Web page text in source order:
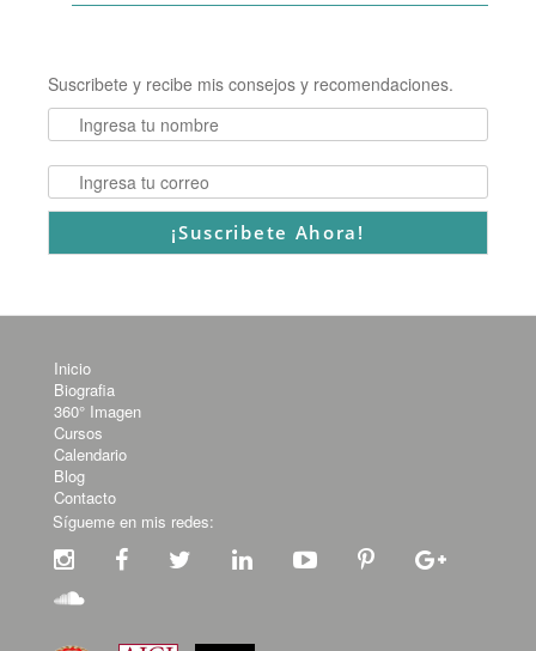
Suscribete y recibe mis consejos y recomendaciones.
Inicio
Biografia
360° Imagen
Cursos
Calendario
Blog
Contacto
Sígueme en mis redes: